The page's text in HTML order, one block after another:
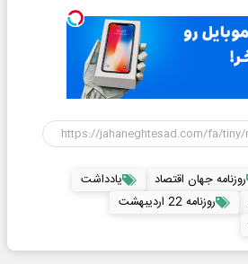
روزنامه جهان اقتصاد
یادداشت
روزنامه 22 اردیبهشت